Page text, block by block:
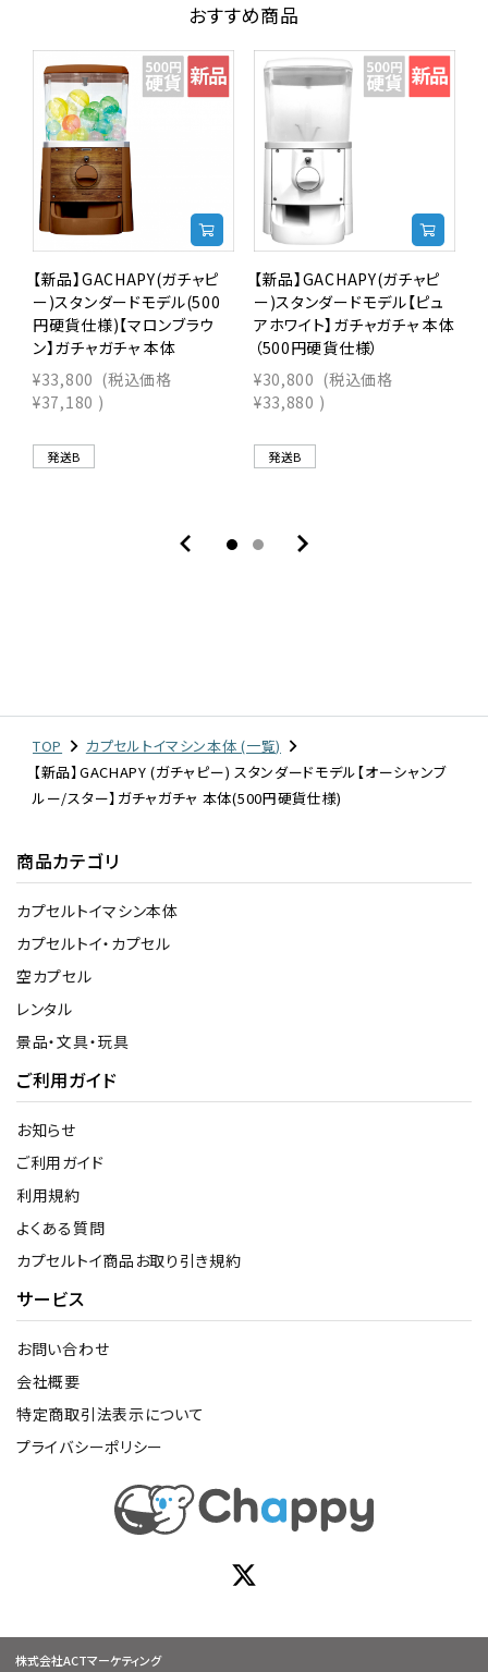
おすすめ商品
【新品】GACHAPY(ガチャピ
ー)スタンダードモデル(500
円硬貨仕様)【マロンブラウ
ン】ガチャガチャ 本体
¥33,800 (税込価格
¥37,180 )
発送B
【新品】GACHAPY(ガチャピ
ー)スタンダードモデル【ピュ
アホワイト】ガチャガチャ 本体
（500円硬貨仕様）
¥30,800 (税込価格
¥33,880 )
発送B
TOP
カプセルトイマシン本体 (一覧)
【新品】GACHAPY (ガチャピー) スタンダードモデル【オーシャンブ
ルー/スター】ガチャガチャ 本体(500円硬貨仕様)
商品カテゴリ
カプセルトイマシン本体
カプセルトイ・カプセル
空カプセル
レンタル
景品・文具・玩具
ご利用ガイド
お知らせ
ご利用ガイド
利用規約
よくある質問
カプセルトイ商品お取り引き規約
サービス
お問い合わせ
会社概要
特定商取引法表示について
プライバシーポリシー
株式会社ACTマーケティング